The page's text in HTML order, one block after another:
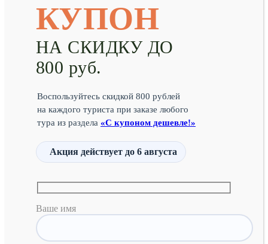
КУПОН
НА СКИДКУ ДО
800 руб.
Воспользуйтесь скидкой 800 рублей
на каждого туриста при заказе любого
тура из раздела «С купоном дешевле!»
Акция действует до 6 августа
Ваше имя